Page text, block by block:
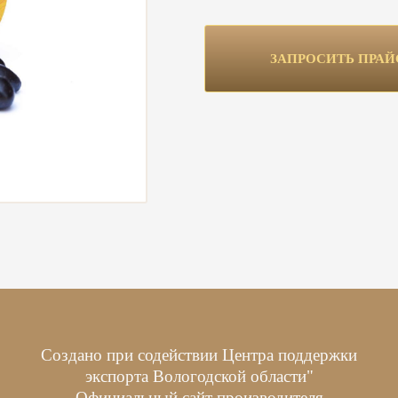
ЗАПРОСИТЬ
Создано при содействии Центра поддержки
экспорта Вологодской области"